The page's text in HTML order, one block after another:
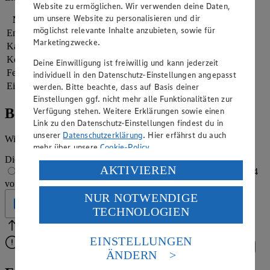
Nährwerte
pro Portion
Energie
1.075 kj (13 %)
Kalorien
257 kcal (13 %)
Kohlenhydrate 36 g
Fett
11 g
Eiweiß
6 g
Bewertung
Wie hat es dir geschmeckt?
Die Bewertung wird automatisch gespeichert
2 von 5 Sternen
4
von 5 Sternen
5 von 5 Sternen
Bitte wähle eine Bewertung aus, um fortzufahren.
Website zu ermöglichen. Wir verwenden deine Daten,
um unsere Website zu personalisieren und dir
möglichst relevante Inhalte anzubieten, sowie für
Marketingzwecke.
Deine Einwilligung ist freiwillig und kann jederzeit
individuell in den Datenschutz-Einstellungen angepasst
werden. Bitte beachte, dass auf Basis deiner
Einstellungen ggf. nicht mehr alle Funktionalitäten zur
Verfügung stehen. Weitere Erklärungen sowie einen
Link zu den Datenschutz-Einstellungen findest du in
unserer Datenschutzerklärung. Hier erfährst du auch
mehr über unsereCookie-Policy.
Verarbeitung deiner personenbezogenen Daten in den
USA durch Facebook und YouTube:
Wenn du auf „Aktivieren“ klickst, willigst du im Sinne
des Art. 49 Abs. 1 Satz 1 lit. a) DSGVO ein, dass deine
Daten in den USA verarbeitet werden. Der EuGH sieht
die USA als Land mit einem nach europäischen
Standards nicht angemessenen Datenschutzniveau an.
Es besteht das Risiko eines Zugriffs durch US-
AKTIVIEREN
NUR NOTWENDIGE
TECHNOLOGIEN
EINSTELLUNGEN
ÄNDERN